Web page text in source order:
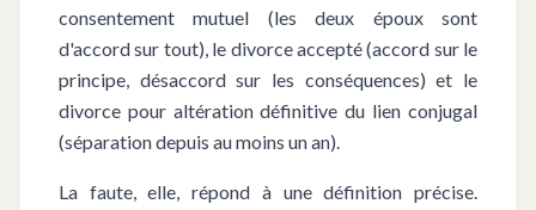
consentement mutuel (les deux époux sont
d'accord sur tout), le divorce accepté (accord sur le
principe, désaccord sur les conséquences) et le
divorce pour altération définitive du lien conjugal
(séparation depuis au moins un an).
La faute, elle, répond à une définition précise.